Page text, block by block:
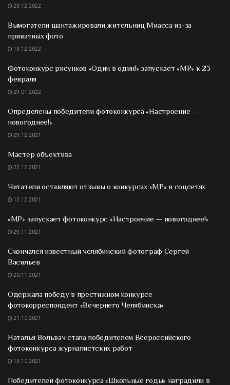
23.12.2022
Вымогатели шантажировали жительниц Миасса из-за
приватных фото
13.12.2022
Фотоконкурс рисунков «Один в один!» запускает «МР» к 23
февраля
29.01.2022
Определены победители фотоконкурса «Настроение —
новогоднее!»
29.12.2021
Мастер объектива
22.12.2021
Читатели оставляют отзывы о конкурсах «МР» в соцсетях
12.12.2021
«МР» запускает фотоконкурс «Настроение — новогоднее!»
29.11.2021
Скончался известный челябинский фотограф Сергей
Васильев
20.11.2021
Одержала победу в престижном конкурсе
фотокорреспондент «Вечернего Челябинска»
21.10.2021
Наталья Вольвач стала победителем Всероссийского
фотоконкурса журналистских работ
13.10.2021
Победителей фотоконкурса «Школьные годы» наградили в